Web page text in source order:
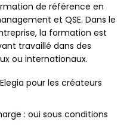
de référence en
et QSE. Dans le
la formation est
travaillé dans des
ou internationaux.
pour les créateurs
: oui sous conditions